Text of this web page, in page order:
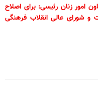
امور زنان رئیسی: برای اصلاح
شورای عالی انقلاب فرهنگی